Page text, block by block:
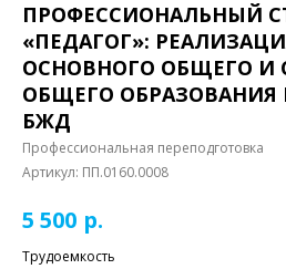
ПРОФЕССИОНАЛЬНЫЙ
«ПЕДАГОГ»:
ОСНОВНОГО ОБЩЕГО И
ОБЩЕГО
БЖД
Профессиональная переподготовка
Артикул: ПП.0160.0008
5 500 р.
Трудоемкость